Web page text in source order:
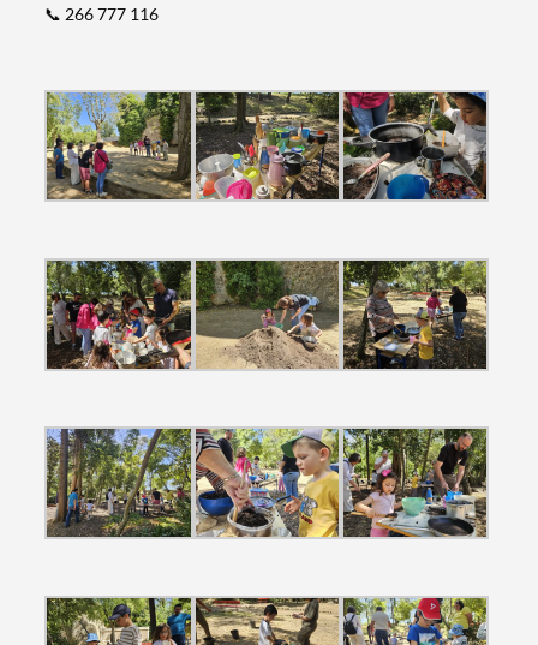
Termo de Pesquisa
📞 266 777 116